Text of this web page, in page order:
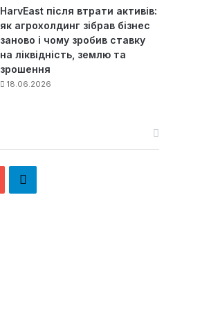
HarvEast після втрати активів:
як агрохолдинг зібрав бізнес
заново і чому зробив ставку
на ліквідність, землю та
зрошення
18.06.2026